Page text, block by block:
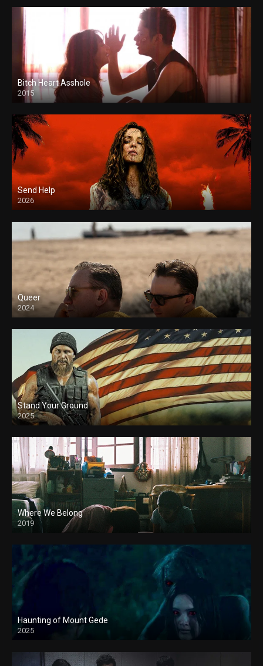
Bitch Heart Asshole
2015
Send Help
2026
Queer
2024
Stand Your Ground
2025
Where We Belong
2019
Haunting of Mount Gede
2025